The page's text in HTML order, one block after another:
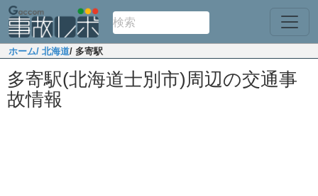
ホーム/ 北海道/ 多寄駅
多寄駅(北海道士別市)周辺の交通事
故情報